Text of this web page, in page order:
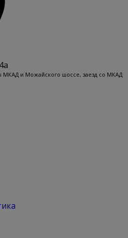
МКАД и Можайского шоссе, заезд со МКАД